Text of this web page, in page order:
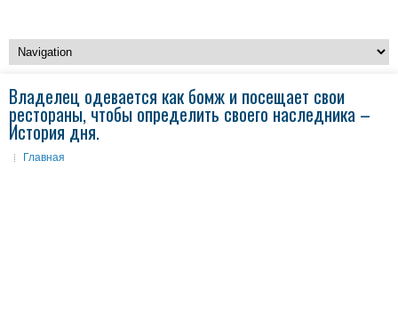
Владелец одевается как бомж и посещает свои
рестораны, чтобы определить своего наследника –
История дня.
Главная